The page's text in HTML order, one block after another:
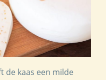
de kaas een milde